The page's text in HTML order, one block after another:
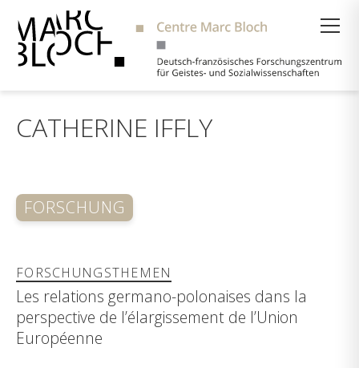
CATHERINE IFFLY
FORSCHUNG
FORSCHUNGSTHEMEN
Les relations germano-polonaises dans la
perspective de l’élargissement de l’Union
Européenne